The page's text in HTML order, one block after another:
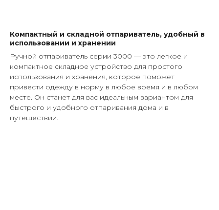
Компактный и складной отпариватель, удобный в
использовании и хранении
Ручной отпариватель серии 3000 — это легкое и
компактное складное устройство для простого
использования и хранения, которое поможет
привести одежду в норму в любое время и в любом
месте. Он станет для вас идеальным вариантом для
быстрого и удобного отпаривания дома и в
путешествии.